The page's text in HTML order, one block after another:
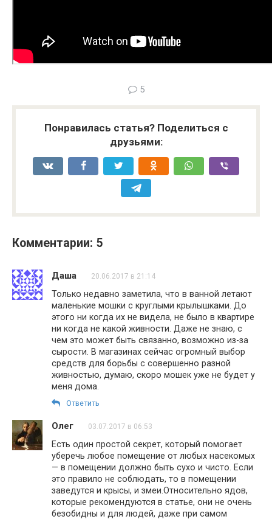
5
Понравилась статья? Поделиться с
друзьями:
Комментарии: 5
Даша 20.06.2017 в 21:14
Только недавно заметила, что в ванной летают
маленькие мошки с круглыми крылышками. До
этого ни когда их не видела, не было в квартире
ни когда не какой живности. Даже не знаю, с
чем это может быть связанно, возможно из-за
сырости. В магазинах сейчас огромный выбор
средств для борьбы с совершенно разной
живностью, думаю, скоро мошек уже не будет у
меня дома.
Ответить
Олег 03.07.2017 в 06:53
Есть один простой секрет, который помогает
уберечь любое помещение от любых насекомых
— в помещении должно быть сухо и чисто. Если
это правило не соблюдать, то в помещении
заведутся и крысы, и змеи.Относительно ядов,
которые рекомендуются в статье, они не очень
безобидны и для людей, даже при самом